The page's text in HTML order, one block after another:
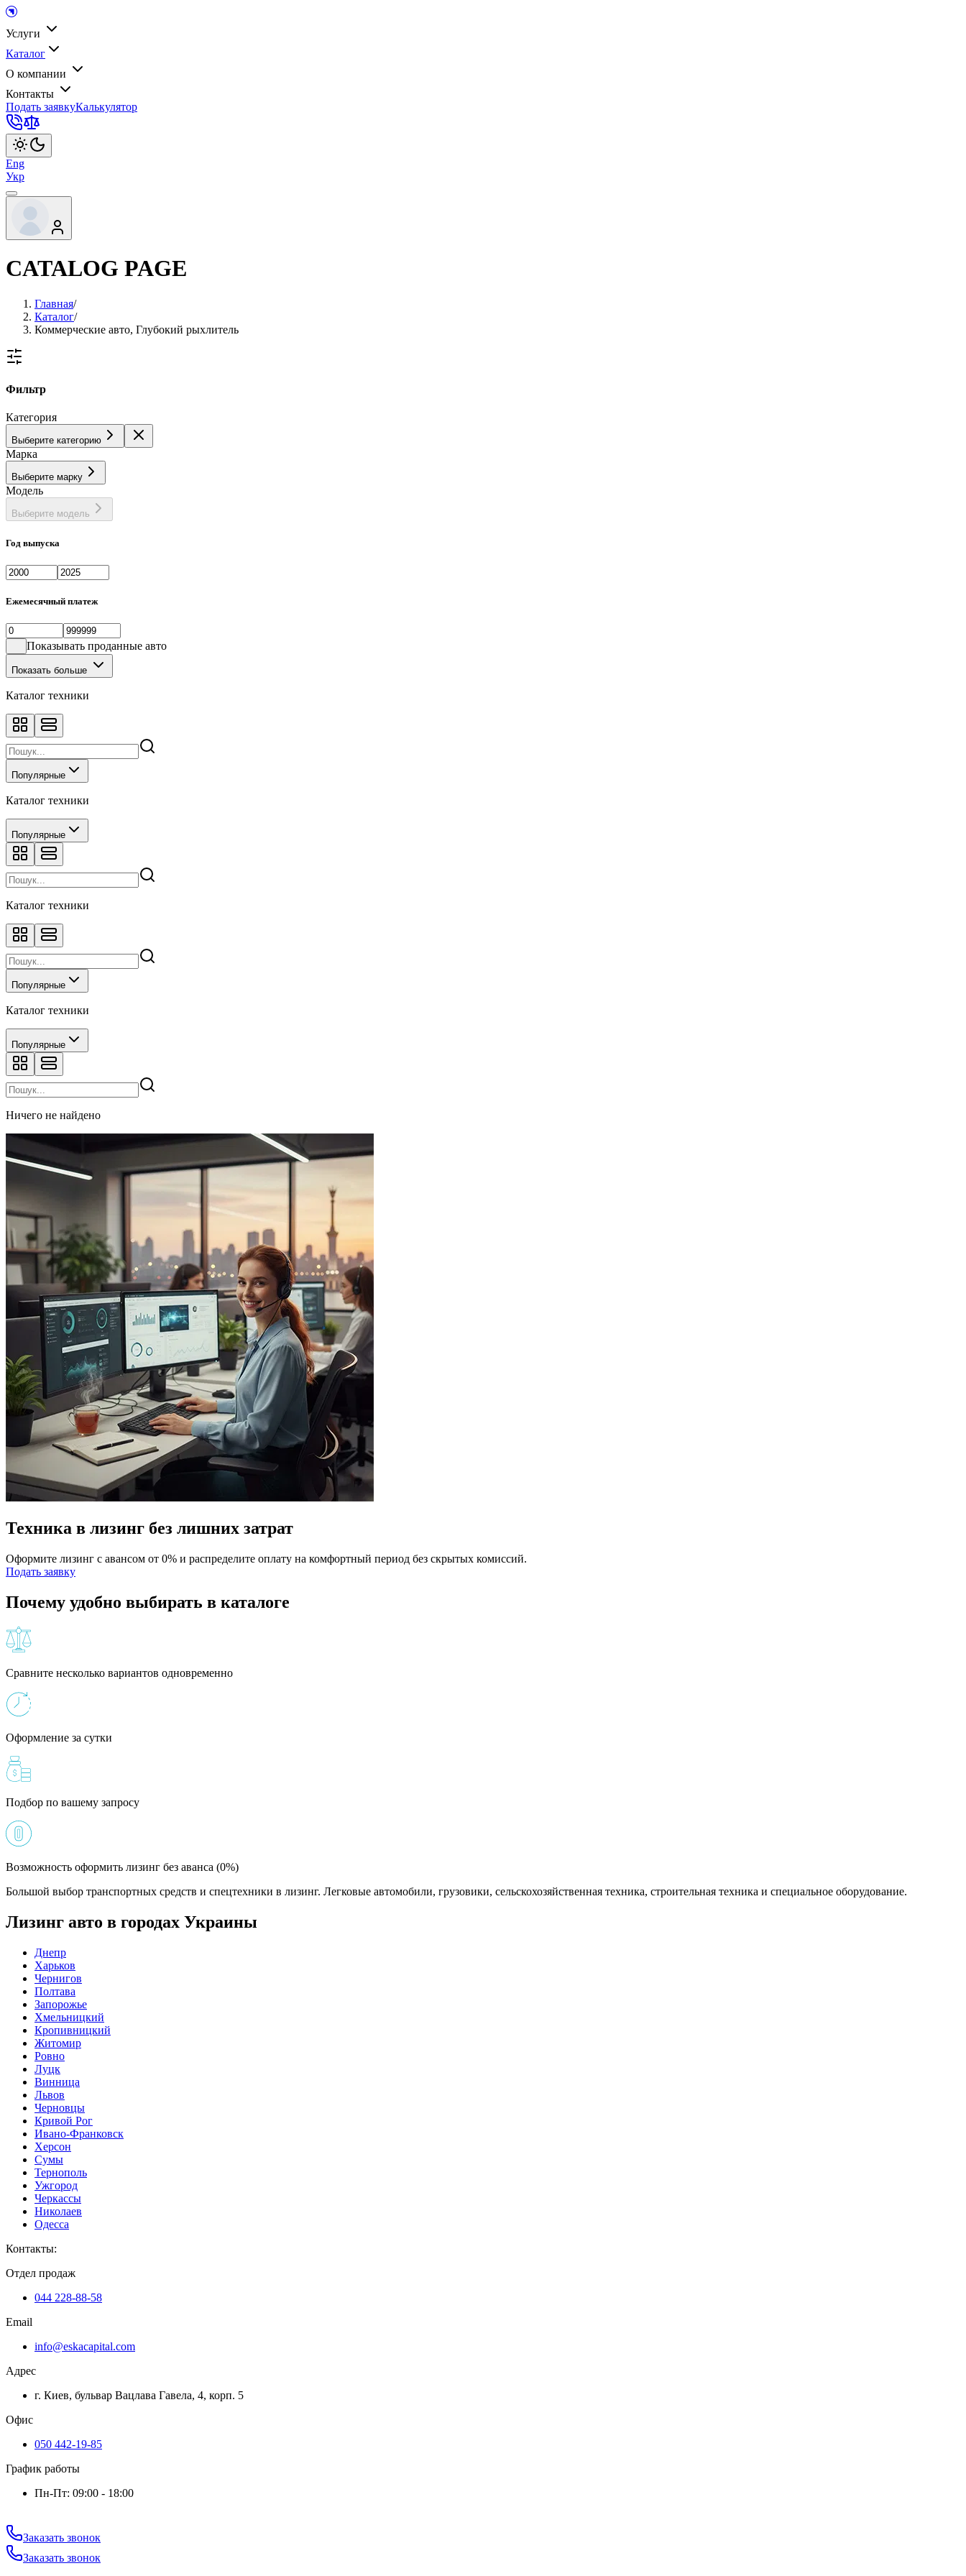
Услуги
Каталог
О компании
Контакты
Подать заявкуКалькулятор
Eng
Укр
CATALOG PAGE
Главная/
Каталог/
Коммерческие авто, Глубокий рыхлитель
Фильтр
Категория
Выберите категорию
Марка
Выберите марку
Модель
Выберите модель
Год выпуска
Ежемесячный платеж
Показывать проданные авто
Показать больше
Каталог техники
Популярные
Каталог техники
Популярные
Каталог техники
Популярные
Каталог техники
Популярные
Ничего не найдено
Техника в лизинг без лишних затрат
Оформите лизинг с авансом от 0% и распределите оплату на комфортный период без скрытых комиссий.
Подать заявку
Почему удобно выбирать в каталоге
Сравните несколько вариантов одновременно
Оформление за сутки
Подбор по вашему запросу
Возможность оформить лизинг без аванса (0%)
Большой выбор транспортных средств и спецтехники в лизинг. Легковые автомобили, грузовики, сельскохозяйственная техника, строительная техника и специальное оборудование.
Лизинг авто в городах Украины
Днепр
Харьков
Чернигов
Полтава
Запорожье
Хмельницкий
Кропивницкий
Житомир
Ровно
Луцк
Винница
Львов
Черновцы
Кривой Рог
Ивано-Франковск
Херсон
Сумы
Тернополь
Ужгород
Черкассы
Николаев
Одесса
Контакты:
Отдел продаж
044 228-88-58
Email
info@eskacapital.com
Адрес
г. Киев, бульвар Вацлава Гавела, 4, корп. 5
Офис
050 442-19-85
График работы
Пн-Пт: 09:00 - 18:00
Заказать звонок
Заказать звонок